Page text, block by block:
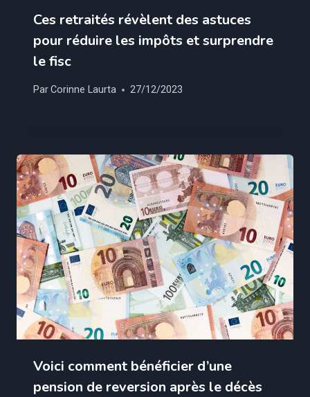
Ces retraités révèlent des astuces
pour réduire les impôts et surprendre
le fisc
ParCorinne Laurta 27/12/2023
Voici comment bénéficier d’une
pension de reversion après le décès